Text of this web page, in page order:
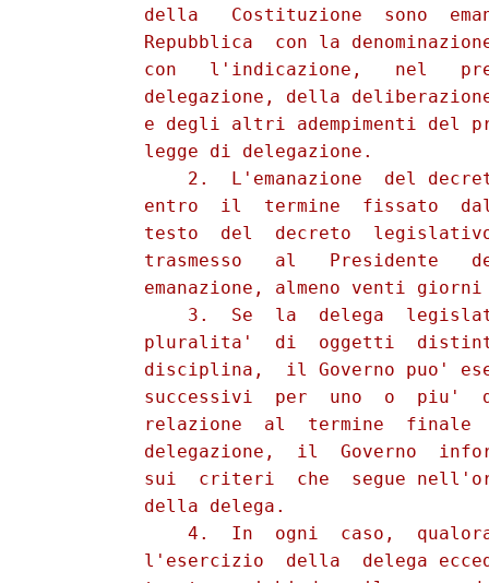
della   Costituzione  sono
Repubblica  con la
con   l'indicazione,   nel
delegazione, della
e degli altri adempimenti del
          legge di delegazione.
2.  L'emanazione  del
entro  il  termine  fissato
testo  del  decreto
trasmesso   al   Presidente
emanazione, almeno venti
3.  Se  la  delega
pluralita'  di  oggetti
disciplina,  il Governo puo'
successivi  per  uno  o  piu'
relazione  al  termine  finale
delegazione,  il  Governo
sui  criteri  che  segue
          della delega.
4.  In  ogni  caso,
l'esercizio  della  delega